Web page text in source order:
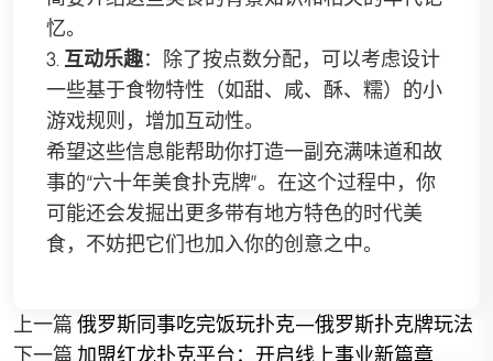
忆。
3. 互动乐趣：除了按点数分配，可以考虑设计
一些基于食物特性（如甜、咸、酥、糯）的小
游戏规则，增加互动性。
希望这些信息能帮助你打造一副充满味道和故
事的“六十年美食扑克牌”。在这个过程中，你
可能还会发掘出更多带有地方特色的时代美
食，不妨把它们也加入你的创意之中。
上一篇 俄罗斯同事吃完饭玩扑克—俄罗斯扑克牌玩法
下一篇 加盟红龙扑克平台：开启线上事业新篇章